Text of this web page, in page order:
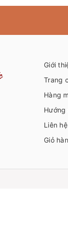
Giới
Trang
Hàng
Hướng
Liên hệ
Giỏ